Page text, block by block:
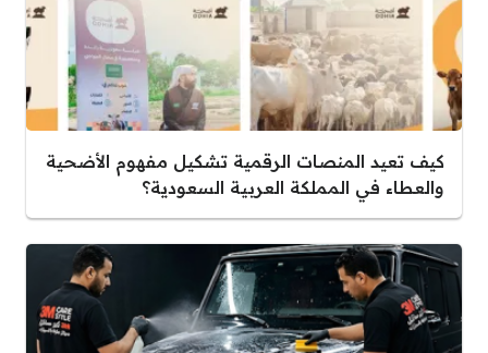
كيف تعيد المنصات الرقمية تشكيل مفهوم الأضحية
والعطاء في المملكة العربية السعودية؟